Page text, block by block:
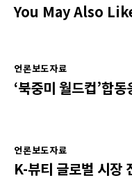
You May Also
언론보도자료
‘북중미 월드컵’합
언론보도자료
K-뷰티 글로벌 시장